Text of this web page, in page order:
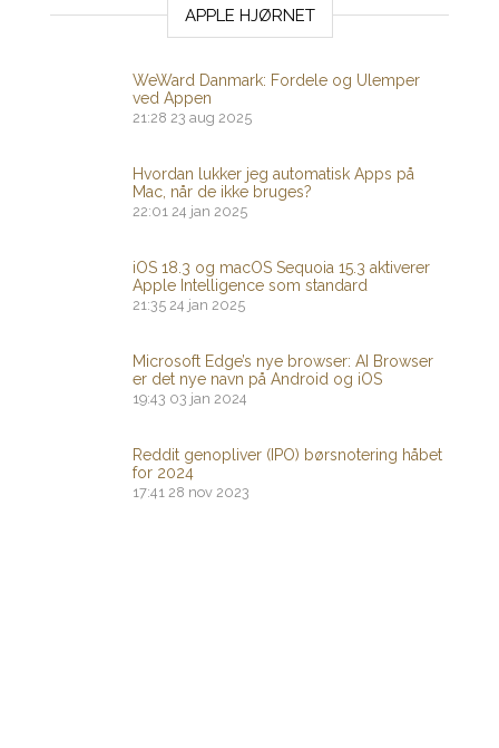
APPLE HJØRNET
WeWard Danmark: Fordele og Ulemper
ved Appen
21:28 23 aug 2025
Hvordan lukker jeg automatisk Apps på
Mac, når de ikke bruges?
22:01 24 jan 2025
iOS 18.3 og macOS Sequoia 15.3 aktiverer
Apple Intelligence som standard
21:35 24 jan 2025
Microsoft Edge’s nye browser: AI Browser
er det nye navn på Android og iOS
19:43 03 jan 2024
Reddit genopliver (IPO) børsnotering håbet
for 2024
17:41 28 nov 2023